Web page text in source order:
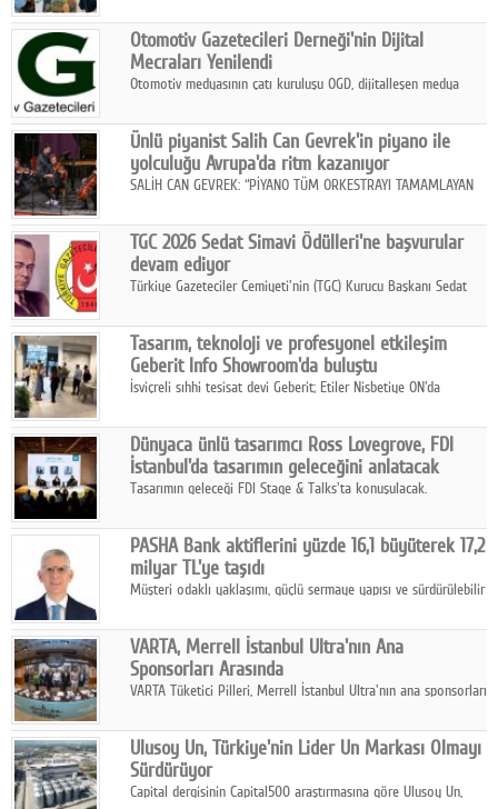
çalışan bağlılığı, iyi olma hali ve işveren markası üzerindeki
etkisine dikkat çekti.
Otomotiv Gazetecileri Derneği'nin Dijital
Mecraları Yenilendi
Otomotiv medyasının çatı kuruluşu OGD, dijitalleşen medya
hedefiyle internet sitesini ve sosyal medya kanallarını yeniledi.
Ünlü piyanist Salih Can Gevrek'in piyano ile
yolculuğu Avrupa'da ritm kazanıyor
SALİH CAN GEVREK: “PİYANO TÜM ORKESTRAYI TAMAMLAYAN
ETKİ YARATIYOR"
TGC 2026 Sedat Simavi Ödülleri'ne başvurular
devam ediyor
Türkiye Gazeteciler Cemiyeti'nin (TGC) Kurucu Başkanı Sedat
Tasarım, teknoloji ve profesyonel etkileşim
Geberit Info Showroom'da buluştu
İsviçreli sıhhi tesisat devi Geberit; Etiler Nisbetiye ON'da
ortaklığıyla özel bir davete ev sahipliği yaptı.
Dünyaca ünlü tasarımcı Ross Lovegrove, FDI
İstanbul'da tasarımın geleceğini anlatacak
Tasarımın geleceği FDI Stage & Talks'ta konuşulacak.
PASHA Bank aktiflerini yüzde 16,1 büyüterek 17,2
milyar TL'ye taşıdı
Müşteri odaklı yaklaşımı, güçlü sermaye yapısı ve sürdürülebilir
yılının ilk yarısında güçlü finansal performansını korudu.
VARTA, Merrell İstanbul Ultra'nın Ana
Sponsorları Arasında
VARTA Tüketici Pilleri, Merrell İstanbul Ultra'nın ana sponsorları
enerjisine güç katıyor.
Ulusoy Un, Türkiye'nin Lider Un Markası Olmayı
Sürdürüyor
Capital dergisinin Capital500 araştırmasına göre Ulusoy Un,